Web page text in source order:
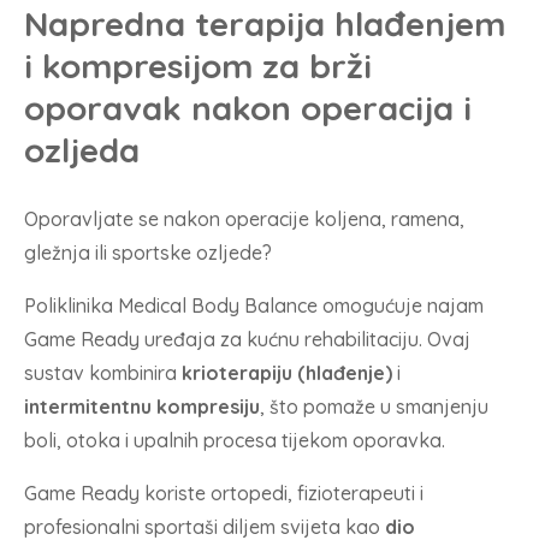
Napredna terapija hlađenjem
i kompresijom za brži
oporavak nakon operacija i
ozljeda
Oporavljate se nakon operacije koljena, ramena,
gležnja ili sportske ozljede?
Poliklinika Medical Body Balance omogućuje najam
Game Ready uređaja za kućnu rehabilitaciju. Ovaj
sustav kombinira krioterapiju (hlađenje) i
intermitentnu kompresiju, što pomaže u smanjenju
boli, otoka i upalnih procesa tijekom oporavka.
Game Ready koriste ortopedi, fizioterapeuti i
profesionalni sportaši diljem svijeta kao dio